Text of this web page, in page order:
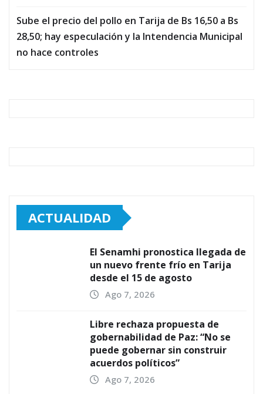
Sube el precio del pollo en Tarija de Bs 16,50 a Bs
28,50; hay especulación y la Intendencia Municipal
no hace controles
ACTUALIDAD
El Senamhi pronostica llegada de
un nuevo frente frío en Tarija
desde el 15 de agosto
Ago 7, 2026
Libre rechaza propuesta de
gobernabilidad de Paz: “No se
puede gobernar sin construir
acuerdos políticos”
Ago 7, 2026